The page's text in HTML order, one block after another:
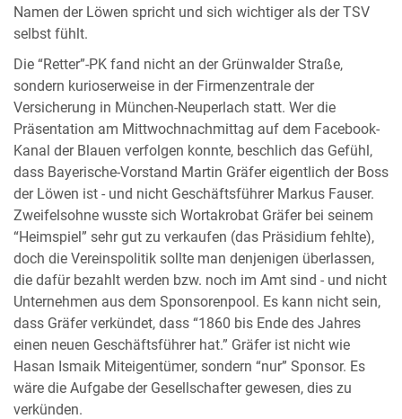
Namen der Löwen spricht und sich wichtiger als der TSV
selbst fühlt.
Die “Retter”-PK fand nicht an der Grünwalder Straße,
sondern kurioserweise in der Firmenzentrale der
Versicherung in München-Neuperlach statt. Wer die
Präsentation am Mittwochnachmittag auf dem Facebook-
Kanal der Blauen verfolgen konnte, beschlich das Gefühl,
dass Bayerische-Vorstand Martin Gräfer eigentlich der Boss
der Löwen ist - und nicht Geschäftsführer Markus Fauser.
Zweifelsohne wusste sich Wortakrobat Gräfer bei seinem
“Heimspiel” sehr gut zu verkaufen (das Präsidium fehlte),
doch die Vereinspolitik sollte man denjenigen überlassen,
die dafür bezahlt werden bzw. noch im Amt sind - und nicht
Unternehmen aus dem Sponsorenpool. Es kann nicht sein,
dass Gräfer verkündet, dass “1860 bis Ende des Jahres
einen neuen Geschäftsführer hat.” Gräfer ist nicht wie
Hasan Ismaik Miteigentümer, sondern “nur” Sponsor. Es
wäre die Aufgabe der Gesellschafter gewesen, dies zu
verkünden.